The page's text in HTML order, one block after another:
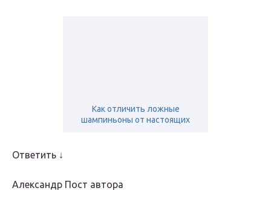
Как отличить ложные
шампиньоны от настоящих
Ответить ↓
Александр Пост автора